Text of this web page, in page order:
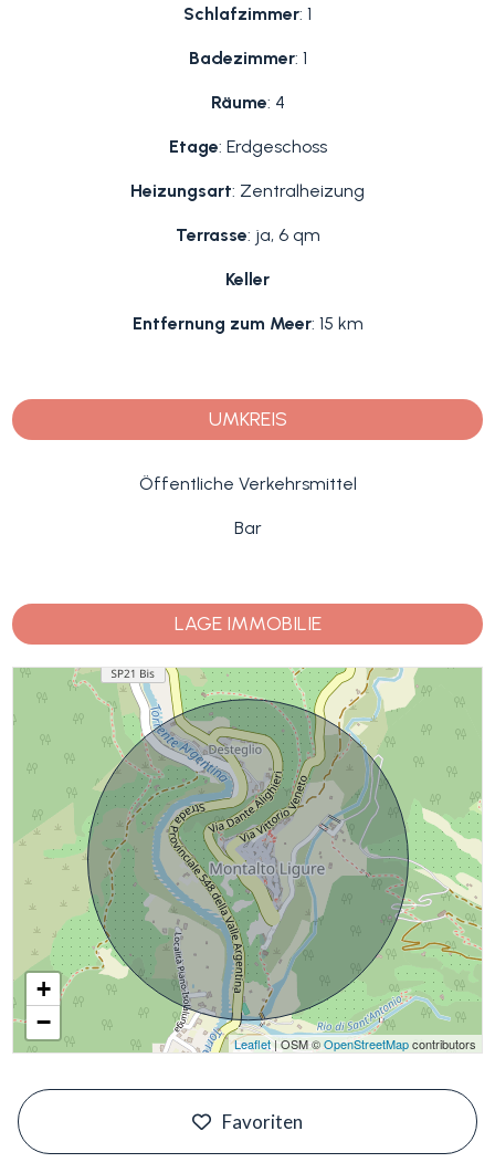
Schlafzimmer: 1
Badezimmer: 1
Räume: 4
Etage: Erdgeschoss
Heizungsart: Zentralheizung
Terrasse: ja, 6 qm
Keller
Entfernung zum Meer: 15 km
UMKREIS
Öffentliche Verkehrsmittel
Bar
LAGE IMMOBILIE
+
−
Leaflet| OSM ©OpenStreetMapcontributors
Favoriten